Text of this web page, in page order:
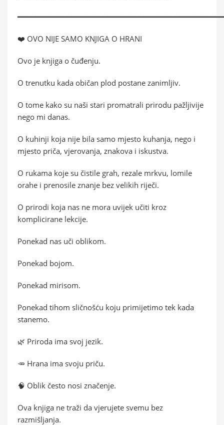
❤️ OVO NIJE SAMO KNJIGA O HRANI
Ovo je knjiga o čuđenju.
O trenutku kada običan plod postane zanimljiv.
O tome kako su naši stari promatrali prirodu pažljivije
nego mi danas.
O kuhinji koja nije bila samo mjesto kuhanja, nego i
mjesto priča, vjerovanja, znakova i iskustva.
O rukama koje su čistile grah, rezale mrkvu, lomile
orahe i prenosile znanje bez velikih riječi.
O prirodi koja nas ne mora uvijek učiti kroz
komplicirane lekcije.
Ponekad nas uči oblikom.
Ponekad bojom.
Ponekad mirisom.
Ponekad tihom sličnošću koju primijetimo tek kada
stanemo.
🌿 Priroda ima svoj jezik.
🥕 Hrana ima svoju priču.
🧠 Oblik često nosi značenje.
Ova knjiga ne traži da vjerujete svemu bez
razmišljanja.